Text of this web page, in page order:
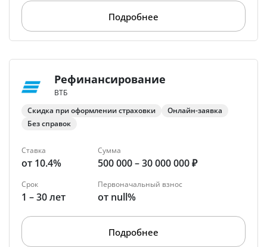
Подробнее
Рефинансирование
ВТБ
Скидка при оформлении страховки
Онлайн-заявка
Без справок
Ставка
от 10.4%
Сумма
500 000 – 30 000 000 ₽
Срок
1 – 30 лет
Первоначальный взнос
от null%
Подробнее